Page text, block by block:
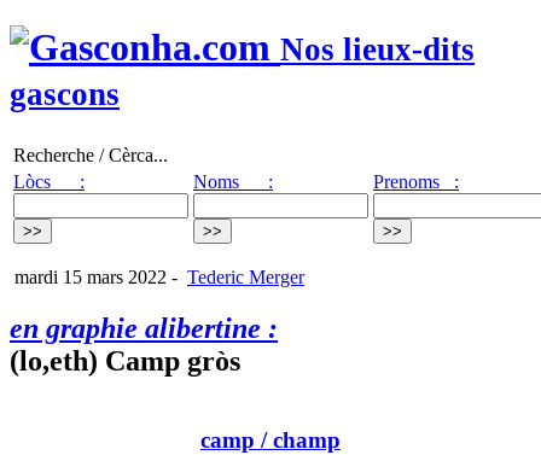
Nos lieux-dits
gascons
Recherche / Cèrca...
Lòcs :
Noms : Prenoms :
mardi 15 mars 2022 - Tederic Merger
en graphie alibertine :
(lo,eth) Camp gròs
camp / champ